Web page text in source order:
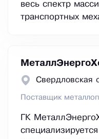
весь спектр
транспортных
Свердловская
Поставщик
ГК